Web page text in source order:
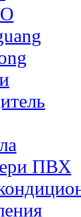
ПВХ